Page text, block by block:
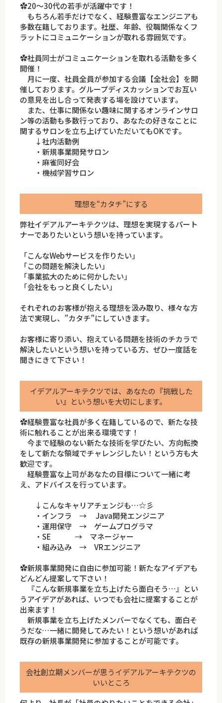
✿20～30代の若手が活躍中です！
もちろん若手だけでなく、経験豊富なエンジニアも
多数在籍しております。社歴、年齢、役職関係なくフ
ラットにコミュニケーションが取れる雰囲気です。
✿社員同士がコミュニケーションを取れる活動を多く
開催！
月に一度、社員全員が参加する会議【全社会】を開
催しております。グループディスカッションでお互い
の意見を出し合って発表する場を設けています。
また、仕事に関係ない趣味に関するオンラインサロ
ン等の活動も多数行っており、あなたの好きなことに
関するサロンを立ち上げていただいてもOKです。
↓社内活動例
・新規事業開発サロン
・麻雀同好会
・機械学習サロン
理想を“カタチ”にする
弊社イデアルアーキテクツは、理想を実現するパート
ナーでありたいという想いを持っています。
「こんなWebサービスを作りたい」
「この問題を解決したい」
「事業拡大のために何かしたい」
「会社をもっと良くしたい」
それぞれのお客様が抱える理想を汲み取り、様々な方
法で実現し、”カタチ”にしていきます。
お客様に寄り添い、抱えている問題を技術のチカラで
解決したいという想いを持っている方、ぜひ一度話を
聞きにきて下さい！
イデアルアーキテクツでは、あなたの『挑戦した
い』という想いを大切にします。
✿経験豊富な社員が多く在籍しているので、新たな技
術に触れることが出来る環境です！
今まで経験のない新たな技術を学びたい、方向転換
をして新たな領域でチャレンジしたい！という方も大
歓迎です。
経験豊富な上司があなたの目標について一緒に考
え、アドバイスを行っています。
↓こんなキャリアチェンジも…☆彡
・インフラ → Java開発エンジニア
・運用保守 → ゲームプログラマ
・SE → マネージャー
・組み込み → VRエンジニア
✿新規事業開発に自由に参加可能！新たなアイデアも
どんどん提案して下さい！
『こんな新規事業を立ち上げたら面白そう…』とい
うアイデアがあれば、いつでも会社に提案することが
出来ます！
新規事業を立ち上げたメンバーでなくても、面白そ
うだな…一緒に開発してみたい！という想いがあれば
既存の新規事業開発に参加することが可能です。
会社創立期メンバーが思うイデアルアーキテクツの
いいところ